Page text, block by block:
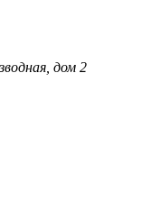
дом 2